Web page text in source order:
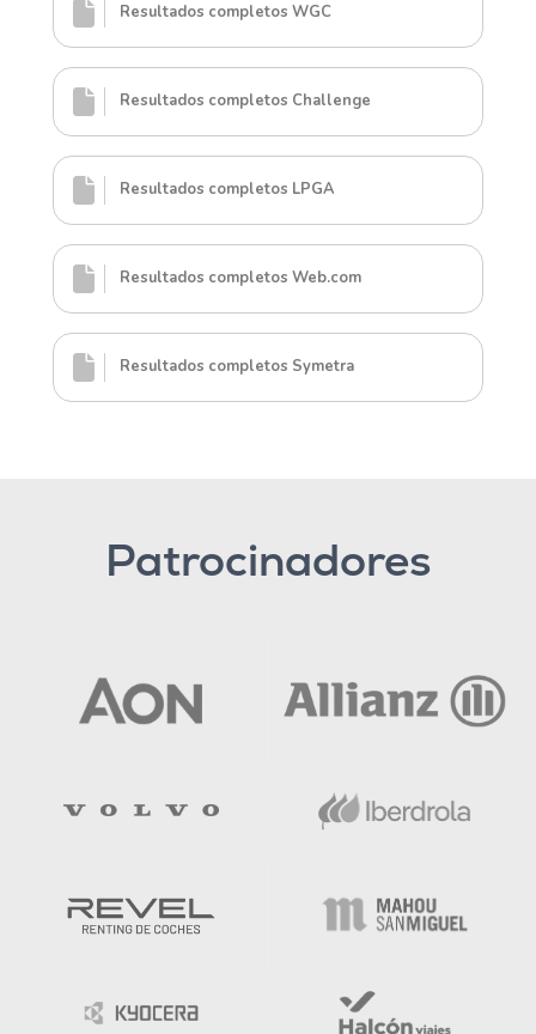
Resultados completos WGC
Resultados completos Challenge
Resultados completos LPGA
Resultados completos Web.com
Resultados completos Symetra
Patrocinadores